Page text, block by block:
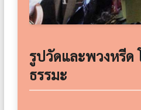
รูปวัดและพวงหรีด
ธรรมะ